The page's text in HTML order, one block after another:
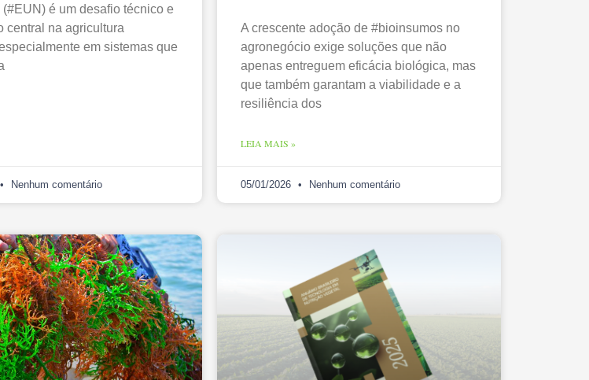
(#EUN) é um desafio técnico e
central na agricultura
em sistemas que
Nenhum comentário
A crescente adoção de #bioinsumos no
agronegócio exige soluções que não
apenas entreguem eficácia biológica, mas
que também garantam a viabilidade e a
resiliência dos
LEIA MAIS »
05/01/2026 Nenhum comentário